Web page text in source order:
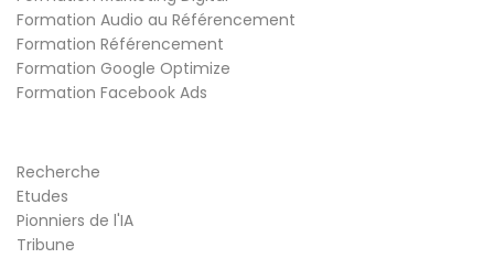
Formation Audio au Référencement
Formation Référencement
Formation Google Optimize
Formation Facebook Ads
Recherche
Etudes
Pionniers de l'IA
Tribune